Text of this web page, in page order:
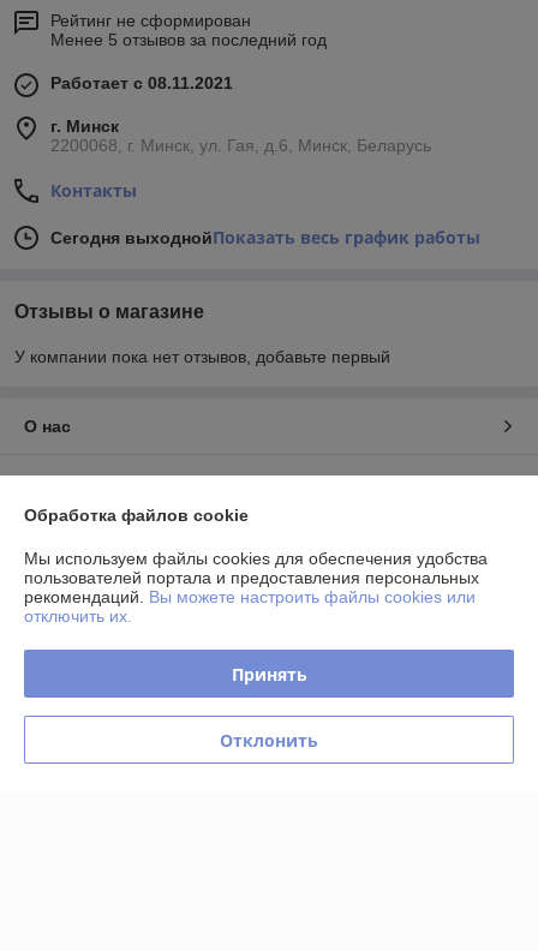
Рейтинг не сформирован
Менее 5 отзывов за последний год
Работает с 08.11.2021
г. Минск
2200068, г. Минск, ул. Гая, д.6, Минск, Беларусь
Контакты
Сегодня выходнойПоказать весь график работы
Отзывы о магазине
У компании пока нет отзывов, добавьте первый
О нас
График работы
Полная версия сайта
Сайт создан на платформе Deal.by
Обработка файлов cookie
Мы используем файлы cookies для обеспечения удобства
пользователей портала и предоставления персональных
рекомендаций. Вы можете настроить файлы cookies или
отключить их.
Принять
Отклонить